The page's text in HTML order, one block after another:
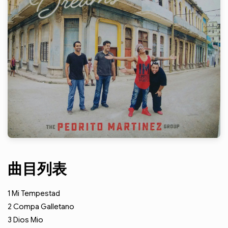
曲目列表
1 Mi Tempestad
2 Compa Galletano
3 Dios Mio